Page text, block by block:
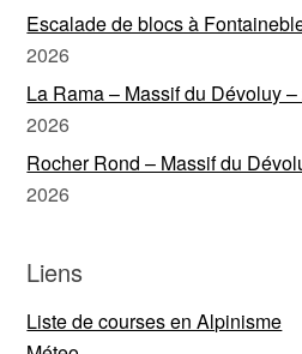
Escalade de blocs à
2026
La Rama – Massif du Dévoluy
2026
Rocher Rond – Massif du
2026
Liens
Liste de courses en Alpinisme